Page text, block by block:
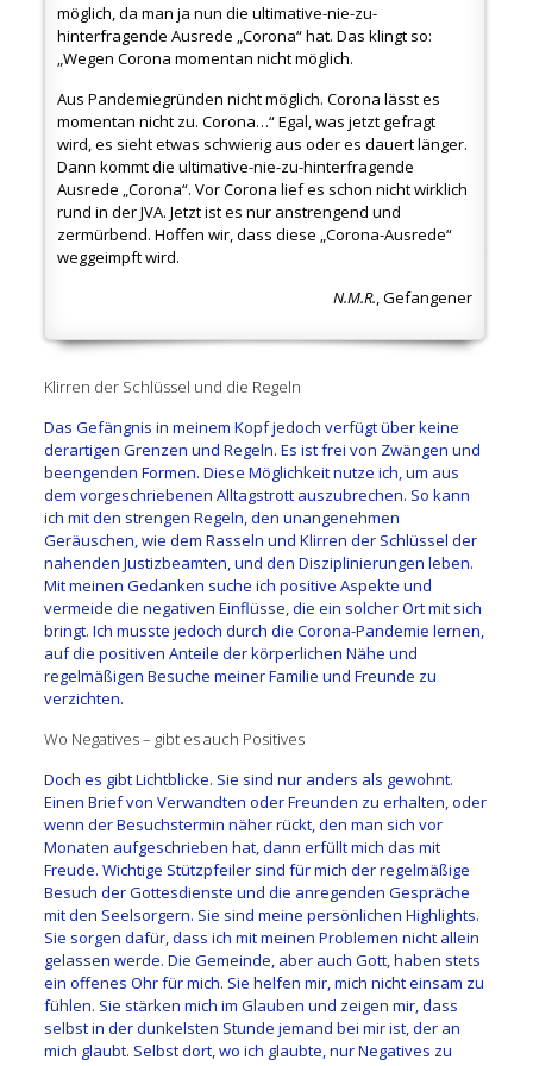
möglich, da man ja nun die ultimative-nie-zu-
hinterfragende Ausrede „Corona“ hat. Das klingt so:
„Wegen Corona momentan nicht möglich.
Aus Pandemiegründen nicht möglich. Corona lässt es
momentan nicht zu. Corona…“ Egal, was jetzt gefragt
wird, es sieht etwas schwierig aus oder es dauert länger.
Dann kommt die ultimative-nie-zu-hinterfragende
Ausrede „Corona“. Vor Corona lief es schon nicht wirklich
rund in der JVA. Jetzt ist es nur anstrengend und
zermürbend. Hoffen wir, dass diese „Corona-Ausrede“
weggeimpft wird.
N.M.R., Gefangener
Klirren der Schlüssel und die Regeln
Das Gefängnis in meinem Kopf jedoch verfügt über keine
derartigen Grenzen und Regeln. Es ist frei von Zwängen und
beengenden Formen. Diese Möglichkeit nutze ich, um aus
dem vorgeschriebenen Alltagstrott auszubrechen. So kann
ich mit den strengen Regeln, den unangenehmen
Geräuschen, wie dem Rasseln und Klirren der Schlüssel der
nahenden Justizbeamten, und den Disziplinierungen leben.
Mit meinen Gedanken suche ich positive Aspekte und
vermeide die negativen Einflüsse, die ein solcher Ort mit sich
bringt. Ich musste jedoch durch die Corona-Pandemie lernen,
auf die positiven Anteile der körperlichen Nähe und
regelmäßigen Besuche meiner Familie und Freunde zu
verzichten.
Wo Negatives – gibt es auch Positives
Doch es gibt Lichtblicke. Sie sind nur anders als gewohnt.
Einen Brief von Verwandten oder Freunden zu erhalten, oder
wenn der Besuchstermin näher rückt, den man sich vor
Monaten aufgeschrieben hat, dann erfüllt mich das mit
Freude. Wichtige Stützpfeiler sind für mich der regelmäßige
Besuch der Gottesdienste und die anregenden Gespräche
mit den Seelsorgern. Sie sind meine persönlichen Highlights.
Sie sorgen dafür, dass ich mit meinen Problemen nicht allein
gelassen werde. Die Gemeinde, aber auch Gott, haben stets
ein offenes Ohr für mich. Sie helfen mir, mich nicht einsam zu
fühlen. Sie stärken mich im Glauben und zeigen mir, dass
selbst in der dunkelsten Stunde jemand bei mir ist, der an
mich glaubt. Selbst dort, wo ich glaubte, nur Negatives zu